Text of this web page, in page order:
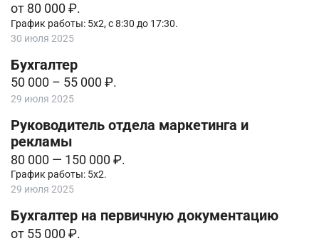
от 80 000 ₽.
График работы: 5х2, с 8:30 до 17:30.
30 июля 2025
Бухгалтер
50 000 – 55 000 ₽.
29 июля 2025
Руководитель отдела маркетинга и
рекламы
80 000 — 150 000 ₽.
График работы: 5х2.
29 июля 2025
Бухгалтер на первичную документацию
от 55 000 ₽.